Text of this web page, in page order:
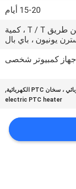
15-20 أيام
كمية كبيرة تدفع عن طريق T / T ، كمية
يونيون ، باي بال
,
electric PTC heater